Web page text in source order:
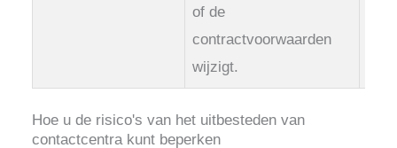
of de
contractvoorwaarden
wijzigt.
Hoe u de risico's van het uitbesteden van
contactcentra kunt beperken